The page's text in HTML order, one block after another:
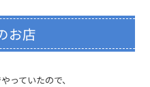
お店
っていたので、